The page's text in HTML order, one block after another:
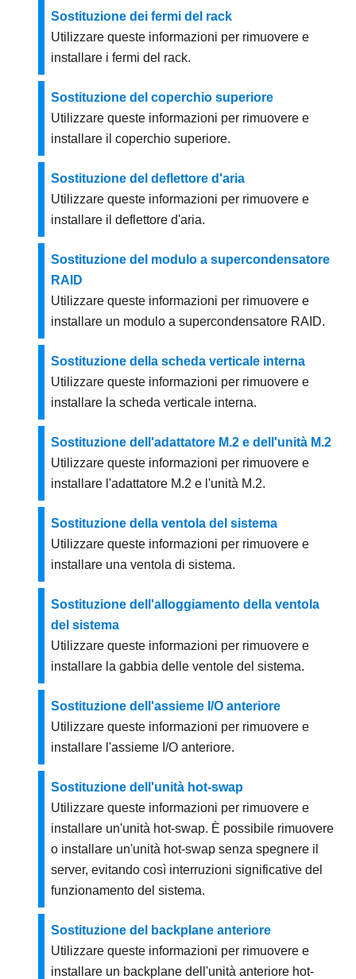
Sostituzione dei fermi del rack
Utilizzare queste informazioni per rimuovere e
installare i fermi del rack.
Sostituzione del coperchio superiore
Utilizzare queste informazioni per rimuovere e
installare il coperchio superiore.
Sostituzione del deflettore d'aria
Utilizzare queste informazioni per rimuovere e
installare il deflettore d'aria.
Sostituzione del modulo a supercondensatore
RAID
Utilizzare queste informazioni per rimuovere e
installare un modulo a supercondensatore RAID.
Sostituzione della scheda verticale interna
Utilizzare queste informazioni per rimuovere e
installare la scheda verticale interna.
Sostituzione dell'adattatore M.2 e dell'unità M.2
Utilizzare queste informazioni per rimuovere e
installare l'adattatore M.2 e l'unità M.2.
Sostituzione della ventola del sistema
Utilizzare queste informazioni per rimuovere e
installare una ventola di sistema.
Sostituzione dell'alloggiamento della ventola
del sistema
Utilizzare queste informazioni per rimuovere e
installare la gabbia delle ventole del sistema.
Sostituzione dell'assieme I/O anteriore
Utilizzare queste informazioni per rimuovere e
installare l'assieme I/O anteriore.
Sostituzione dell'unità hot-swap
Utilizzare queste informazioni per rimuovere e
installare un'unità hot-swap. È possibile rimuovere
o installare un'unità hot-swap senza spegnere il
server, evitando così interruzioni significative del
funzionamento del sistema.
Sostituzione del backplane anteriore
Utilizzare queste informazioni per rimuovere e
installare un backplane dell'unità anteriore hot-